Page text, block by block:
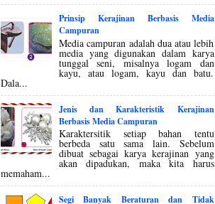
Prinsip Kerajinan Berbasis Media
Campuran
Media campuran adalah dua atau lebih
media yang digunakan dalam karya
tunggal seni, misalnya logam dan
kayu, atau logam, kayu dan batu.
Dala...
Jenis dan Karakteristik Kerajinan
Berbasis Media Campuran
Karaktersitik setiap bahan tentu
berbeda satu sama lain. Sebelum
dibuat sebagai karya kerajinan yang
akan dipadukan, maka kita harus
memaham...
Segi Banyak Beraturan dan Tidak